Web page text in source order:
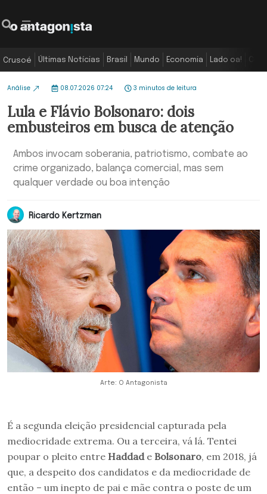
Crusoé Últimas Notícias Brasil Mundo Economia Lado oa!
Análise 08.07.2026 07:24 3 minutos de leitura
Lula e Flávio Bolsonaro: dois
embusteiros em busca de atenção
Ambos invocam soberania, patriotismo, combate ao
crime organizado, balança comercial, mas sem
qualquer verdade ou boa intenção
Ricardo Kertzman
Arte: O Antagonista
É a segunda eleição presidencial capturada pela
mediocridade extrema. Ou a terceira, vá lá. Tentei
poupar o pleito entre Haddad e Bolsonaro, em 2018, já
que, a despeito dos candidatos e da mediocridade de
então – um inepto de pai e mãe contra o poste de um